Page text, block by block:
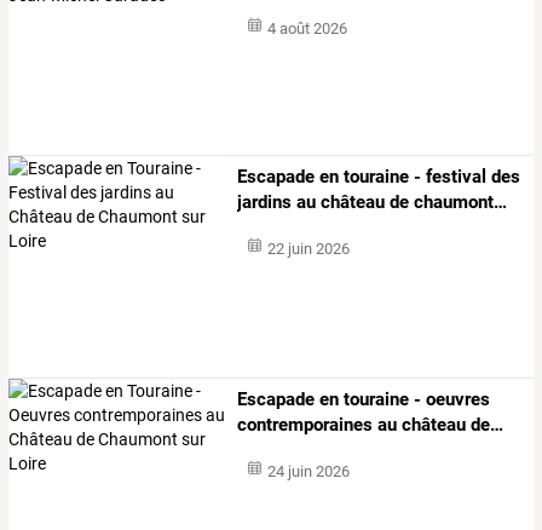
4 août 2026
Escapade en touraine - festival des
jardins au château de chaumont…
22 juin 2026
Escapade en touraine - oeuvres
contremporaines au château de…
24 juin 2026